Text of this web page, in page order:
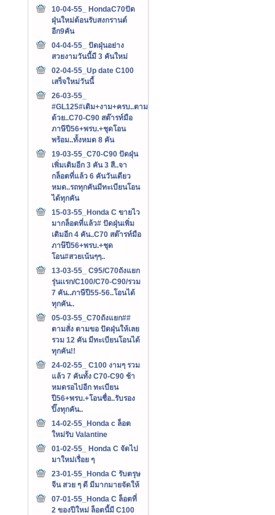
10-04-55_ HondaC70ปัด
ฝุ่นใหม่ต้อนรับสงกรานต์
อีก9คัน
04-04-55_ ปัดฝุ่นอย่าง
สวยงามวันนี้มี 3 คันใหม่
02-04-55_Up date C100
เสร็จใหม่วันนี้
26-03-55_
#GL125#เดิม+งาม+ครบ..ตาม
ด้วย..C70-C90 สต๊ารท์มือ
ภาษีปี56+พรบ.+ชุดโอน
พร้อม..ทั้งหมด 8 คัน
19-03-55_C70-C90 ปัดฝุ่น
เพิ่มเติมอีก 3 คัน 3 สี..จา
กล็อตที่แล้ว 6 คันวันเดียว
หมด..รถทุกคันมีทะเบียนโอน
ได้ทุกคัน
15-03-55_Honda C ขายไว
มากล็อตที่แล้ว# ปัดฝุ่นเพิ่ม
เติมอีก 4 คัน..C70 สต๊ารท์มือ
ภาษ๊ปี56+พรบ.+ชุด
โอน#สวยเน้นๆๆ..
13-03-55_ C95/C70ถังแยก
รุ่นเเรก/C100/C70-C90/รวม
7 คัน..ภาษีปี55-56..โอนได้
ทุกคัน..
05-03-55_C70ถังแยก##
ตามสั่ง ตามขอ ปัดฝุ่นให้เลย
รวม 12 คัน มีทะเบียนโอนได้
ทุกคัน!!
24-02-55_ C100 งามๆ รวม
แล้ว 7 คันทั้ง C70-C90 ช้า
หมดรอไปอีก ทะเบียน
ปี56+พรบ.+โอนชื่อ..รับรอง
ปิ๊งทุกคัน..
14-02-55_Honda c ล็อต
ใหม่รับ Valantine
01-02-55_ Honda C จัดไป
มาใหม่เรื่อย ๆ
23-01-55_Honda C รับตรุษ
จีน สวย ๆ ดี มีมากมายจัดให้
07-01-55_Honda C ล็อตที่
2 ของปีใหม่ ล็อตนี้มี C100